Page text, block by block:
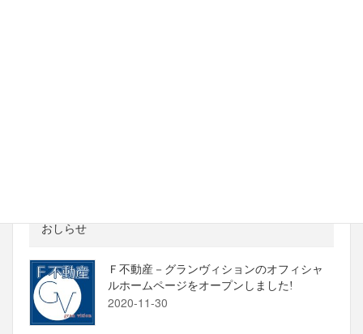
おしらせ
Ｆ不動産－グランヴィションのオフィシャ
ルホームページをオープンしました!
2020-11-30